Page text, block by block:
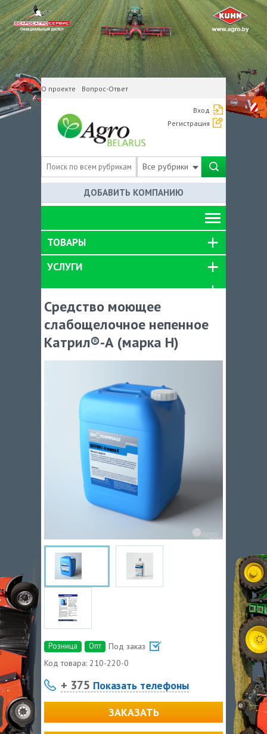
О проекте Вопрос-Ответ
Вход
Регистрация
Все рубрики
ДОБАВИТЬ КОМПАНИЮ
ТОВАРЫ
УСЛУГИ
Средство моющее
слабощелочное непенное
Катрил®-А (марка Н)
Розница Опт
Под заказ
Код товара: 210-220-0
+ 375 Показать телефоны
ЗАКАЗАТЬ